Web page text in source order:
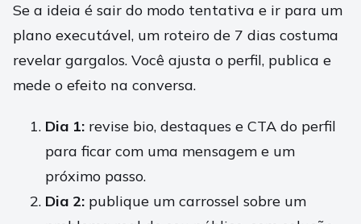
Se a ideia é sair do modo tentativa e ir para um
plano executável, um roteiro de 7 dias costuma
revelar gargalos. Você ajusta o perfil, publica e
mede o efeito na conversa.
Dia 1: revise bio, destaques e CTA do perfil
para ficar com uma mensagem e um
próximo passo.
Dia 2: publique um carrossel sobre um